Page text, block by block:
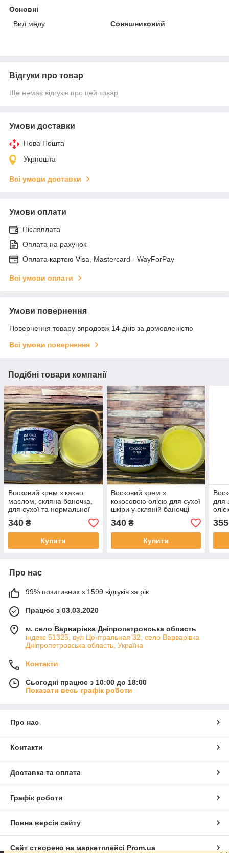
Основні
Вид меду
Соняшниковий
Відгуки про товар
Ще немає відгуків про цей товар
Умови доставки
Нова Пошта
Укрпошта
Всі умови доставки
Умови оплати
Післяплата
Оплата на рахунок
Оплата картою Visa, Mastercard - WayForPay
Всі умови оплати
Умови повернення
Повернення товару впродовж 14 днів за домовленістю
Всі умови повернення
Подібні товари компанії
Восковий крем з какао
маслом, скляна баночка,
для сухої та нормальної
шкіри 100 мл
340 ₴
Купити
Восковий крем з
кокосовою олією для сухої
шкіри у скляній баночці
100 мл
340₴
Купити
для
355
Про нас
99% позитивних з 1599 відгуків за рік
Працює з 03.03.2020
м. село Варварівка Дніпропетровська область
індекс 51325, вул Центральная 32, село Варварівка
Дніпропетровська область, Україна
Контакти
Сьогодні працює з 10:00 до 18:00
Показати весь графік роботи
Про нас
Контакти
Доставка та оплата
Графік роботи
Повна версія сайту
Сайт створено на маркетплейсі Prom.ua